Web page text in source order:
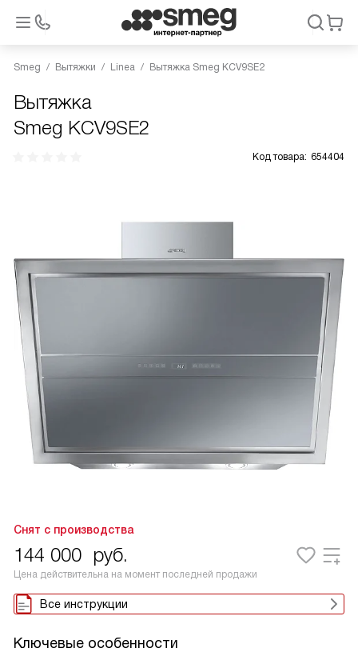
Smeg Вытяжки Linea Вытяжка Smeg KCV9SE2
Вытяжка
Smeg KCV9SE2
Код товара: 654404
Снят с производства
144 000 руб.
Цена действительна на момент последней продажи
Все инструкции
Ключевые особенности